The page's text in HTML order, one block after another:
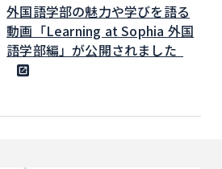
外国語学部の魅力や学びを語る
動画「Learning at Sophia 外国
語学部編」が公開されました